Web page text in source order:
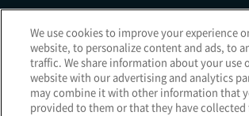
アクセシビリティへの対応方針ご利用規約明治
Cookie Settings
We use cookies to improve your experience
website, to personalize content and ads, to
traffic. We share information about your use
website with our advertising and analytics
may combine it with other information that
provided to them or that they have